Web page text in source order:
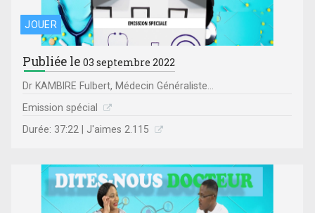
JOUER
Publiée le03 septembre 2022
Dr KAMBIRE Fulbert, Médecin Généraliste...
Emission spécial
Durée: 37:22 | J'aimes 2.115